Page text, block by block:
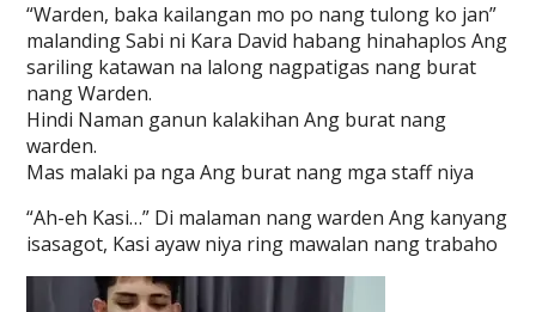
“Warden, baka kailangan mo po nang tulong ko jan”
malanding Sabi ni Kara David habang hinahaplos Ang
sariling katawan na lalong nagpatigas nang burat
nang Warden.
Hindi Naman ganun kalakihan Ang burat nang
warden.
Mas malaki pa nga Ang burat nang mga staff niya
“Ah-eh Kasi…” Di malaman nang warden Ang kanyang
isasagot, Kasi ayaw niya ring mawalan nang trabaho